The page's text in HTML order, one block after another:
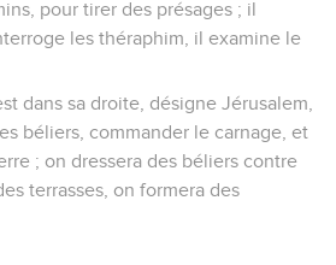
pour tirer des présages ; il
les théraphim, il examine le
dans sa droite, désigne Jérusalem,
béliers, commander le carnage, et
; on dressera des béliers contre
terrasses, on formera des